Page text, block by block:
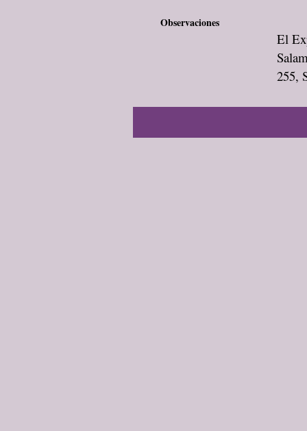
Observaciones
El
255,